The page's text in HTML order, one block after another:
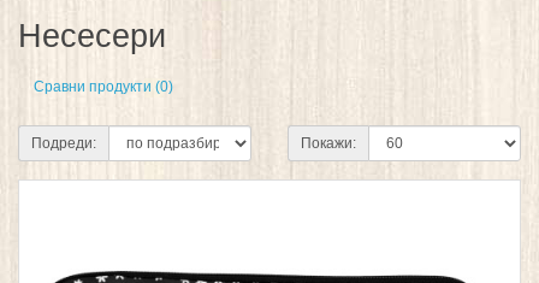
Несесери
Сравни продукти (0)
Подреди: Покажи: